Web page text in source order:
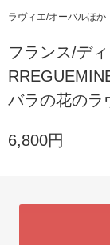
ラヴィエ/オーバルほか
フランス/デ
バラの花のラ
6,800円